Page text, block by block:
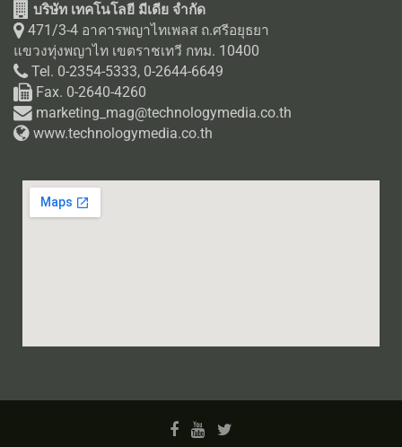
บริษัท เทคโนโลยี มีเดีย จำกัด
471/3-4 อาคารพญาไทเพลส ถ.ศรีอยุธยา
แขวงทุ่งพญาไท เขตราชเทวี กทม. 10400
Tel. 0-2354-5333, 0-2644-6649
Fax. 0-2640-4260
marketing_mag@technologymedia.co.th
www.technologymedia.co.th